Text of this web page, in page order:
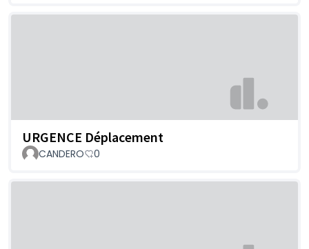
URGENCE Déplacement
CANDERO 0